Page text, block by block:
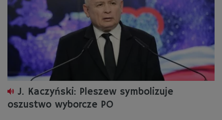
J. Kaczyński: Pleszew symbolizuje
oszustwo wyborcze PO